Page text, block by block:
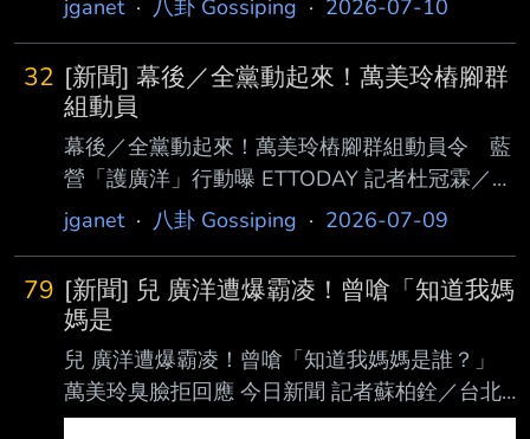
有共識？柯文哲輕笑回答，鞭刑光民眾黨內部就
吵翻天了，在立法院8個委員，剛好4票贊 成、4
票反對。 柯文哲接著指出，鞭刑到
為， 颱風假是政治考量。對此，民眾黨創黨主
席柯文哲今（10）日表示，他對台北市長蔣萬安
放 颱風假的決策沒什麼意見，每個人都有自己
的文化，但他「相信制度，不相信個人」，若他
還是市長，他會有SOP，清楚的跟大家說為什麼
會放假。 柯文哲今天接受TVBS網路節目《政治
一點明》主持人樊啓明專訪，談到今日北北基桃
停班停 課一天，他表示，他「相信
jganet· 八卦 Gossiping · 2026-07-10
32 [新聞] 幕後／全黨動起來！萬美玲樁腳群
組動員
幕後／全黨動起來！萬美玲樁腳群組動員令 藍
營「護廣洋」行動曝 ETTODAY 記者杜冠霖／台
北報導 國民黨立委萬美玲之子、桃園市議員參
廣洋 日前出面說明各項爭議，並坦承部分霸凌
指控。 廣洋一發長文，大批藍營支持者、藍營
里 長立刻留言相挺。據了解，該爭議延燒多
時， 廣洋發文前就先與母親萬美玲、公關公司
沙 盤推演、逐字斟酌，一發文，萬美玲、樁腳
jganet· 八卦 Gossiping · 2026-07-09
79 [新聞] 兒 廣洋遭爆霸凌！曾嗆「知道我媽
媽是
兒 廣洋遭爆霸凌！曾嗆「知道我媽媽是誰？」
萬美玲臭臉拒回應 今日新聞 記者蘇柏銓／台北
報導 國民黨立委萬美玲的兒子、準備角逐桃園